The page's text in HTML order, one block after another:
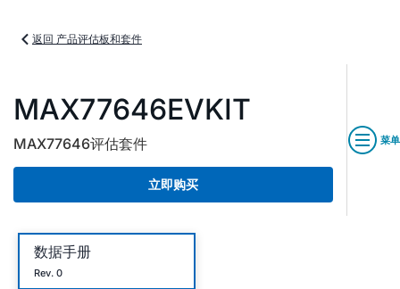
返回 产品评估板和套件
MAX77646EVKIT
MAX77646评估套件
立即购买
菜单
数据手册
Rev. 0